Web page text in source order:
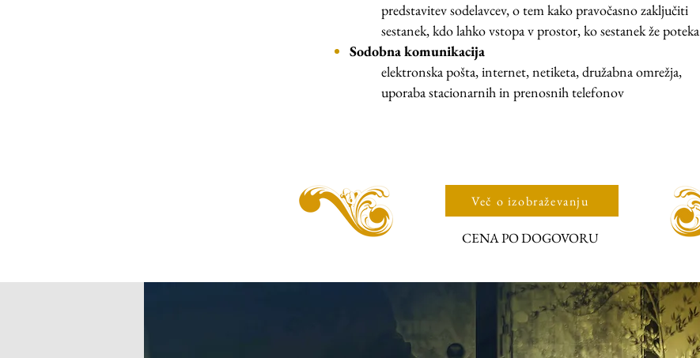
predstavitev sodelavcev, o tem kako pravočasno zaključiti
sestanek, kdo lahko vstopa v prostor, ko sestanek že poteka
Sodobna komunikacija
elektronska pošta, internet, netiketa, družabna omrežja,
uporaba stacionarnih in prenosnih telefonov
Več o izobraževanju
CENA PO DOGOVORU